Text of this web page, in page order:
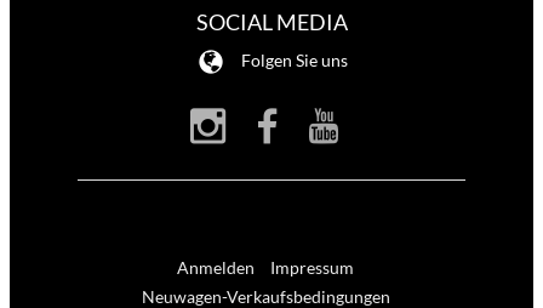
SOCIAL MEDIA
Folgen Sie uns
Anmelden
Impressum
Neuwagen-Verkaufsbedingungen